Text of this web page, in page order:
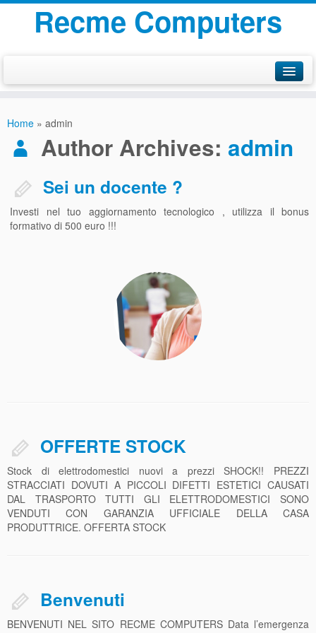
Recme Computers
Home » admin
Author Archives: admin
Sei un docente ?
Investi nel tuo aggiornamento tecnologico , utilizza il bonus
formativo di 500 euro !!!
OFFERTE STOCK
Stock di elettrodomestici nuovi a prezzi SHOCK!! PREZZI
STRACCIATI DOVUTI A PICCOLI DIFETTI ESTETICI CAUSATI
DAL TRASPORTO TUTTI GLI ELETTRODOMESTICI SONO
VENDUTI CON GARANZIA UFFICIALE DELLA CASA
PRODUTTRICE. OFFERTA STOCK
Benvenuti
BENVENUTI NEL SITO RECME COMPUTERS Data l’emergenza